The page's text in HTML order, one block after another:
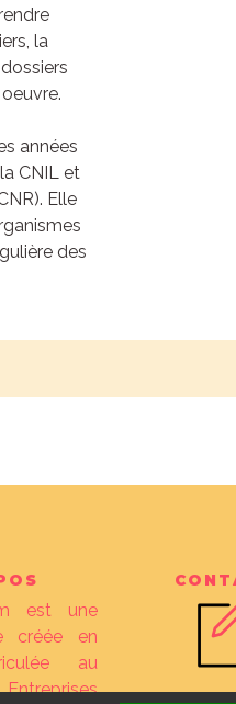
la
années
CNIL et
Elle
des
est une
créée en
au